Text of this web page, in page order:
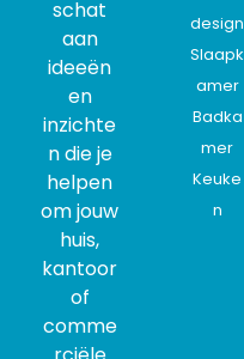
schat
aan
ideeën
en
inzichte
n die je
helpen
om jouw
huis,
kantoor
of
comme
design
Slaapk
amer
Badka
mer
Keuke
n